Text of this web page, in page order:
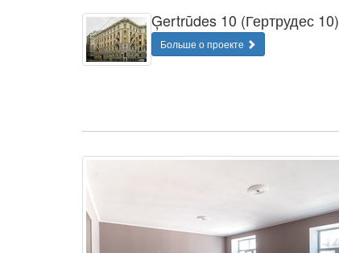
Ģertrūdes 10 (Гертрудес 10)
Больше о проекте